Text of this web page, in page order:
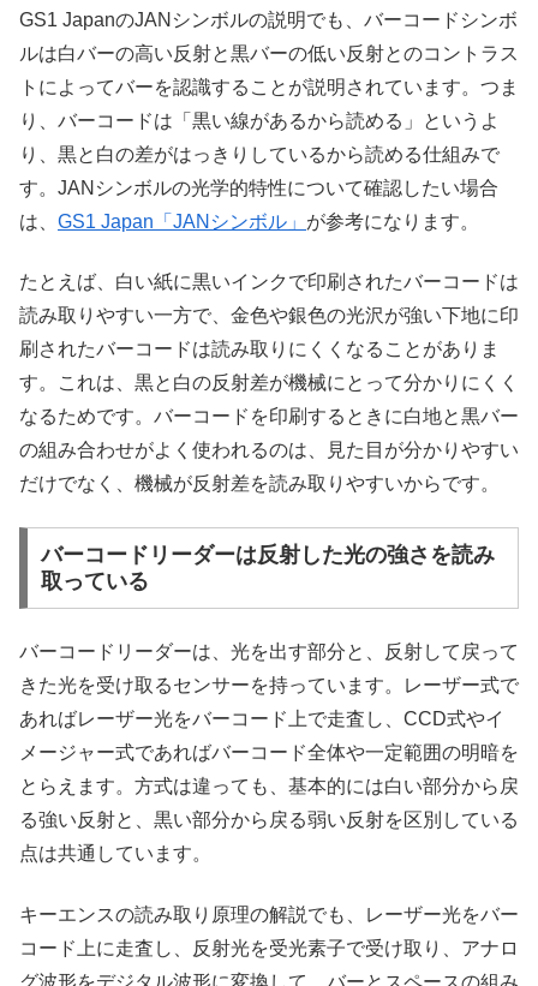
GS1 JapanのJANシンボルの説明でも、バーコードシンボ
ルは白バーの高い反射と黒バーの低い反射とのコントラス
トによってバーを認識することが説明されています。つま
り、バーコードは「黒い線があるから読める」というよ
り、黒と白の差がはっきりしているから読める仕組みで
す。JANシンボルの光学的特性について確認したい場合
は、 GS1 Japan「JANシンボル」 が参考になります。
たとえば、白い紙に黒いインクで印刷されたバーコードは
読み取りやすい一方で、金色や銀色の光沢が強い下地に印
刷されたバーコードは読み取りにくくなることがありま
す。これは、黒と白の反射差が機械にとって分かりにくく
なるためです。バーコードを印刷するときに白地と黒バー
の組み合わせがよく使われるのは、見た目が分かりやすい
だけでなく、機械が反射差を読み取りやすいからです。
バーコードリーダーは反射した光の強さを読み
取っている
バーコードリーダーは、光を出す部分と、反射して戻って
きた光を受け取るセンサーを持っています。レーザー式で
あればレーザー光をバーコード上で走査し、CCD式やイ
メージャー式であればバーコード全体や一定範囲の明暗を
とらえます。方式は違っても、基本的には白い部分から戻
る強い反射と、黒い部分から戻る弱い反射を区別している
点は共通しています。
キーエンスの読み取り原理の解説でも、レーザー光をバー
コード上に走査し、反射光を受光素子で受け取り、アナロ
グ波形をデジタル波形に変換して、バーとスペースの組み